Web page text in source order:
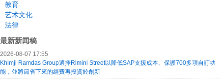
教育
艺术文化
法律
最新新闻稿
2026-08-07 17:55
Khimji Ramdas Group選擇Rimini Street以降低SAP支援成本、保護700多項自訂功
能，並將節省下來的經費再投資於創新